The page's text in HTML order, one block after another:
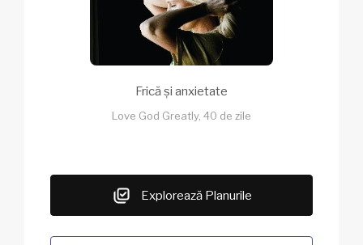
Frică și anxietate
Love God Greatly, 40 de zile
Explorează Planurile